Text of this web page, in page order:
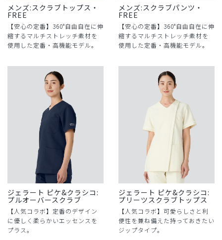
メンズ:スクラブトップス・
FREE
【安心の定番】360°自由自在に伸
縮するマルチストレッチ素材を
使用した定番・高機能モデル。
メンズ:スクラブパンツ・
FREE
【安心の定番】360°自由自在に伸
縮するマルチストレッチ素材を
使用した定番・高機能モデル。
ジェラート ピケ&クラシコ:
プルオーバースクラブ
【人気コラボ】定番のデザイン
に優しく柔らかいエッセンスを
プラス。
ジェラート ピケ&クラシコ:
プリーツスクラブトップス
【人気コラボ】可愛らしさと利
便性を兼ね備えた持っておきたい
ジップタイプ。